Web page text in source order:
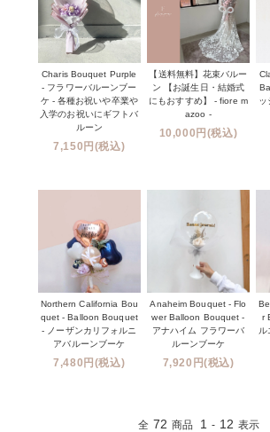
Charis Bouquet Purple
- フラワーバルーンブー
ケ - 各種お祝いや卒業や
入学のお祝いにギフトバ
ルーン
7,150円(税込)
【送料無料】花束バルー
ン 【お誕生日・結婚式
にもおすすめ】 - fiore m
azoo -
10,000円(税込)
ッ
Northern California Bou
quet - Balloon Bouquet
- ノーザンカリフォルニ
アバルーンブーケ
7,480円(税込)
Anaheim Bouquet - Flo
wer Balloon Bouquet -
アナハイム フラワーバ
ルーンブーケ
7,920円(税込)
r
ル
全 72 商品 1 - 12 表示